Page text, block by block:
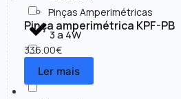
3 a 4W
30 a 50W
Pinças Amperimétricas
Pinça amperimétrica KPF-PB
336.00€
Ler mais